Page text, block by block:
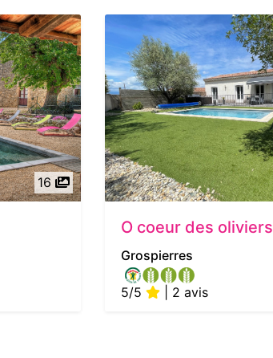
16
O coeur des oliviers
Grospierres
5/5 | 2 avis